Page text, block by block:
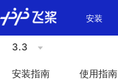
\u200E
安装
3.3
安装指南 使用指南